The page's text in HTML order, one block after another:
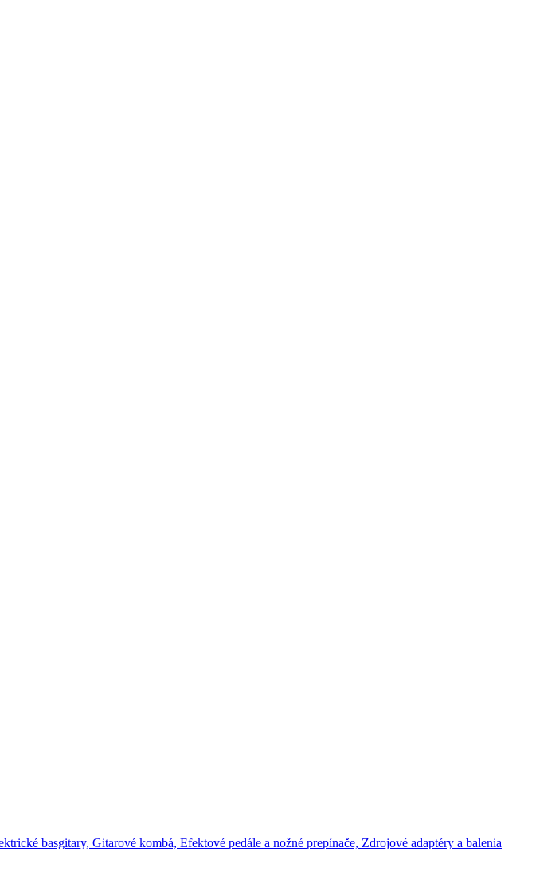
basgitary, Gitarové kombá, Efektové pedále a nožné prepínače, Zdrojové adaptéry a balenia